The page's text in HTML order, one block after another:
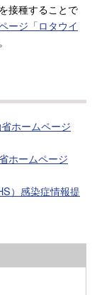
接種することで
ージ「ロタウイ
ホームページ
ホームページ
）感染症情報提